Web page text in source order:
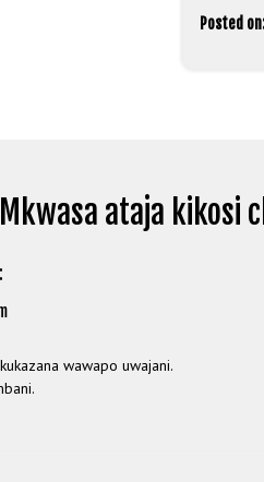
Posted
Mkwasa ataja kikosi
wawapo uwajani.